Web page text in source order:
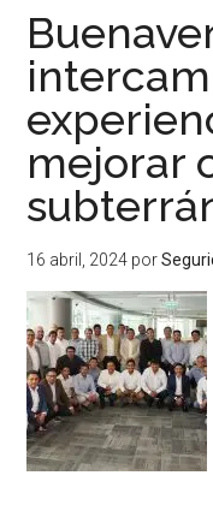
a
mejorar
16 abril, 2024 por